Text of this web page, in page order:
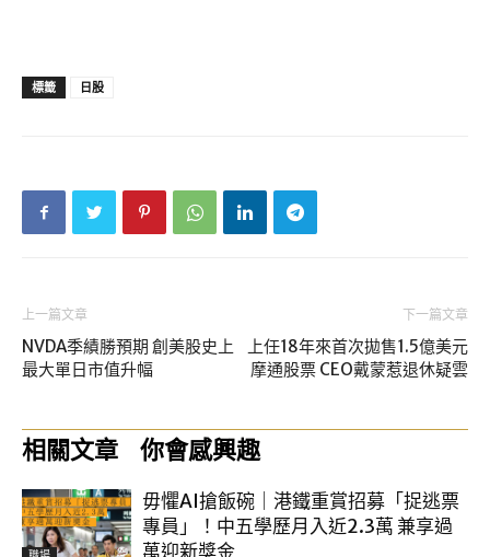
標籤 日股
上一篇文章
NVDA季績勝預期 創美股史上
最大單日市值升幅
下一篇文章
上任18年來首次拋售1.5億美元
摩通股票 CEO戴蒙惹退休疑雲
相關文章 你會感興趣
毋懼AI搶飯碗｜港鐵重賞招募「捉逃票
專員」！中五學歷月入近2.3萬 兼享過
萬迎新獎金